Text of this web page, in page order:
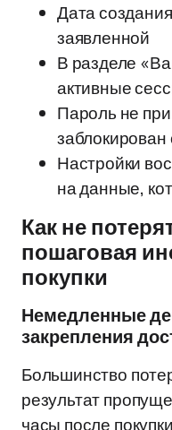
Дата
заявленной
В разделе
активные
Пароль не
заблокирован
Настройки
на данные,
Как не
пошаговая
покупки
Немедленные
закрепления
Большинство
результат
часы после